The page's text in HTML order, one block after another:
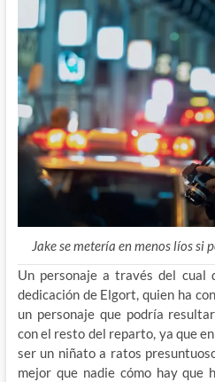
Jake se metería en menos líos si
Un personaje a través del cual
dedicación de Elgort, quien ha
un personaje que podría
con el resto del reparto, ya que
ser un niñato a ratos
mejor que nadie cómo hay que